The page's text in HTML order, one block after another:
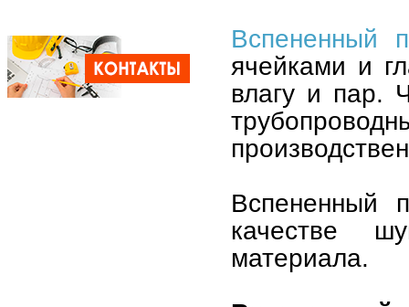
Вспененный
ячейками и
влагу и пар.
Вспененный
качестве
материала.